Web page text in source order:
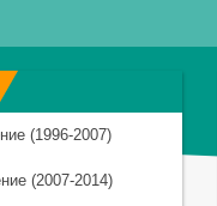
(1996-2007)
(2007-2014)